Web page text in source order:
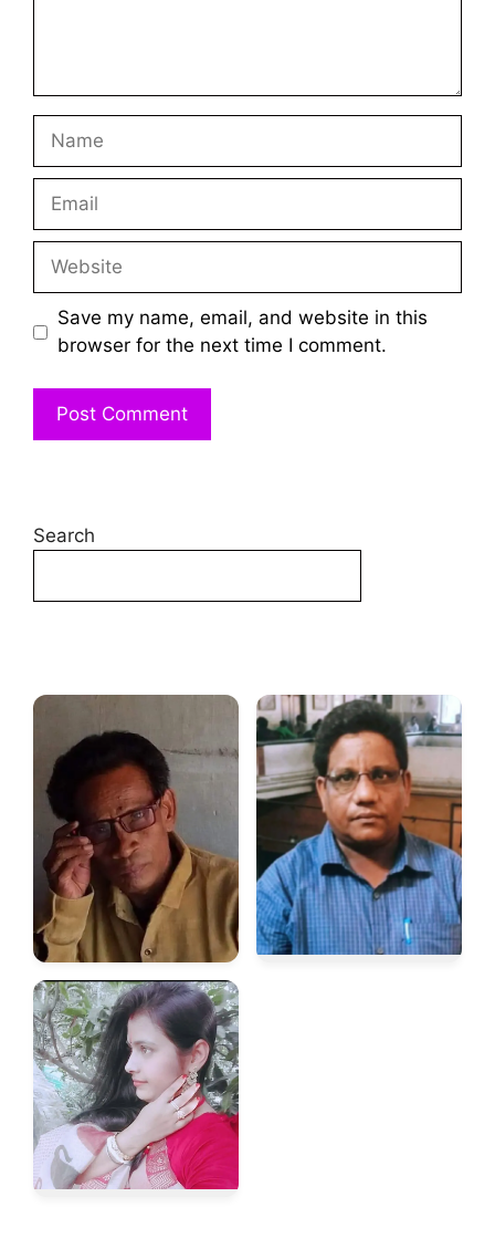
Name
Email
Website
Save my name, email, and website in this
browser for the next time I comment.
Search